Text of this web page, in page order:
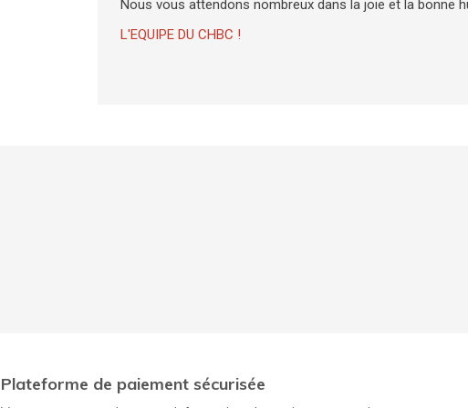
Nous vous attendons nombreux dans la joie et la bonne
L'EQUIPE DU CHBC !
Plateforme de paiement sécurisée